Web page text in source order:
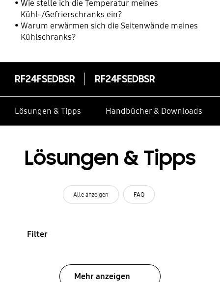
Wie stelle ich die Temperatur meines
Kühl-/Gefrierschranks ein?
Warum erwärmen sich die Seitenwände meines
Kühlschranks?
RF24FSEDBSR RF24FSEDBSR
Lösungen & Tipps Handbücher & Downloads
Lösungen & Tipps
Alle anzeigen FAQ
Filter
Mehr anzeigen